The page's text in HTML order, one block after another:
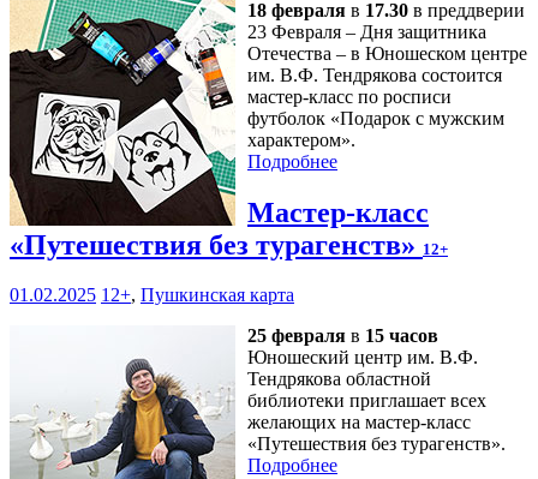
18 февраля в 17.30 в преддверии
23 Февраля – Дня защитника
Отечества – в Юношеском центре
им. В.Ф. Тендрякова состоится
мастер-класс по росписи
футболок «Подарок с мужским
характером».
Подробнее
Мастер-класс
«Путешествия без турагенств» 12+
01.02.2025 12+, Пушкинская карта
25 февраля в 15 часов
Юношеский центр им. В.Ф.
Тендрякова областной
библиотеки приглашает всех
желающих на мастер-класс
«Путешествия без турагенств».
Подробнее